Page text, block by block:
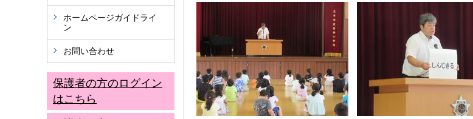
ホームページガイドライ
ン
お問い合わせ
保護者の方のログイン
はこちら